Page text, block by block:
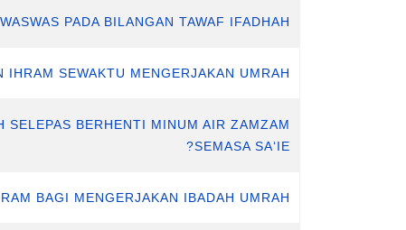
PADA BILANGAN TAWAF IFADHAH
SEWAKTU MENGERJAKAN UMRAH
SELEPAS BERHENTI MINUM AIR ZAMZAM
SEMASA SA‘IE?
BAGI MENGERJAKAN IBADAH UMRAH